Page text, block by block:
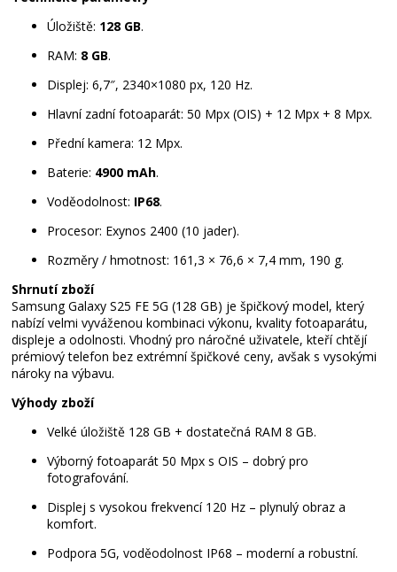
Úložiště: 128 GB.
RAM: 8 GB.
Displej: 6,7″, 2340×1080 px, 120 Hz.
Hlavní zadní fotoaparát: 50 Mpx (OIS) + 12 Mpx + 8 Mpx.
Přední kamera: 12 Mpx.
Baterie: 4900 mAh.
Voděodolnost: IP68.
Procesor: Exynos 2400 (10 jader).
Rozměry / hmotnost: 161,3 × 76,6 × 7,4 mm, 190 g.
Shrnutí zboží
Samsung Galaxy S25 FE 5G (128 GB) je špičkový model, který
nabízí velmi vyváženou kombinaci výkonu, kvality fotoaparátu,
displeje a odolnosti. Vhodný pro náročné uživatele, kteří chtějí
prémiový telefon bez extrémní špičkové ceny, avšak s vysokými
nároky na výbavu.
Výhody zboží
Velké úložiště 128 GB + dostatečná RAM 8 GB.
Výborný fotoaparát 50 Mpx s OIS – dobrý pro
fotografování.
Displej s vysokou frekvencí 120 Hz – plynulý obraz a
komfort.
Podpora 5G, voděodolnost IP68 – moderní a robustní.